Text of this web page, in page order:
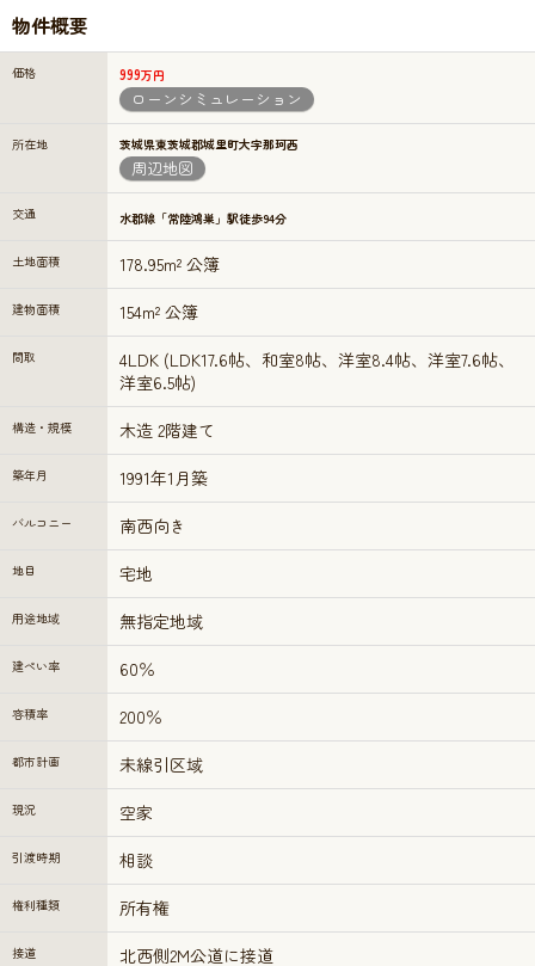
物件概要
価格 999万円
ローンシミュレーション
所在地 茨城県東茨城郡城里町大字那珂西
周辺地図
交通 水郡線「常陸鴻巣」駅徒歩94分
土地面積 178.95m² 公簿
建物面積 154m² 公簿
間取
4LDK (LDK17.6帖、和室8帖、洋室8.4帖、洋室7.6帖、
洋室6.5帖)
構造・規模 木造 2階建て
築年月 1991年1月築
バルコニー 南西向き
地目 宅地
用途地域 無指定地域
建ぺい率 60％
容積率 200％
都市計画 未線引区域
現況 空家
引渡時期 相談
権利種類 所有権
接道 北西側2M公道に接道